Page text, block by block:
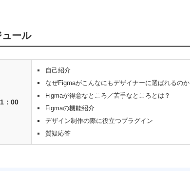
ール
：00
自己紹介
なぜFigmaがこんなにもデザイナーに選ばれるのか
Figmaが得意なところ／苦手なところとは？
Figmaの機能紹介
デザイン制作の際に役立つプラグイン
質疑応答